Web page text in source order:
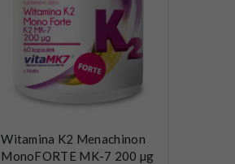
Witamina K2 Menachinon
MonoFORTE MK-7 200 µg